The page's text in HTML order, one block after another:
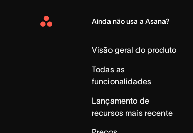
Asana
Ainda não usa a Asana?
Visão geral do produto
Todas as
funcionalidades
Lançamento de
recursos mais recente